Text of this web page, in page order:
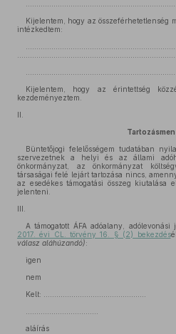
Kijelentem, hogy az összeférhetetlenség
intézkedtem:
Kijelentem, hogy az érintettség
kezdeményeztem.
II.
Büntetőjogi felelősségem tudatában
szervezetnek a helyi és az állami
önkormányzat, az önkormányzat
társaságai felé lejárt tartozása nincs,
az esedékes támogatási összeg kiutalása
jelenteni.
III.
A támogatott ÁFA adóalany,
2017. évi CL. törvény 16. § (2) bekezdés
válasz aláhúzandó):
igen
nem
Kelt: ................................................
aláírás